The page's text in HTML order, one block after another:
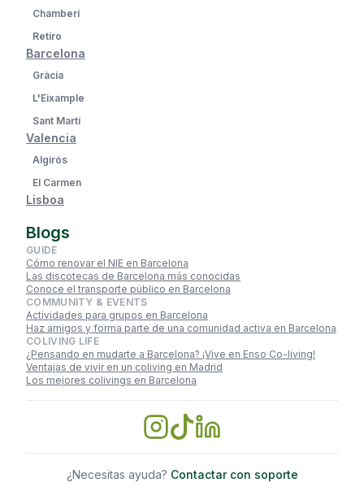
Chamberí
Retiro
Barcelona
Gràcia
L'Eixample
Sant Martí
Valencia
Algirós
El Carmen
Lisboa
Blogs
GUIDE
Cómo renovar el NIE en Barcelona
Las discotecas de Barcelona más conocidas
Conoce el transporte público en Barcelona
COMMUNITY & EVENTS
Actividades para grupos en Barcelona
Haz amigos y forma parte de una comunidad activa en Barcelona
COLIVING LIFE
¿Pensando en mudarte a Barcelona? ¡Vive en Enso Co-living!
Ventajas de vivir en un coliving en Madrid
Los mejores colivings en Barcelona
¿Necesitas ayuda? Contactar con soporte